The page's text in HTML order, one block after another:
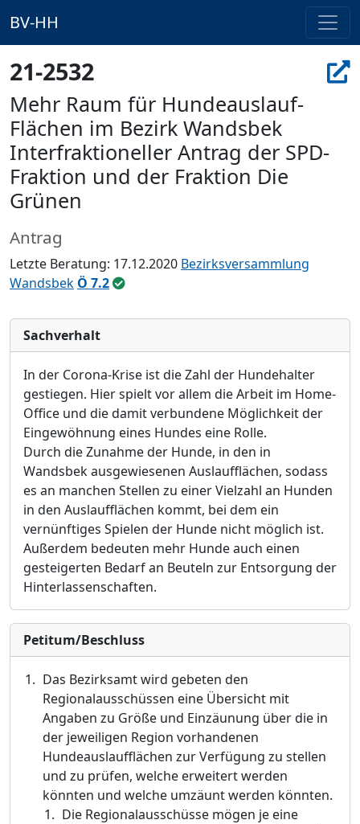
BV-HH
21-2532
Mehr Raum für Hundeauslauf-
Flächen im Bezirk Wandsbek
Interfraktioneller Antrag der SPD-
Fraktion und der Fraktion Die
Grünen
Antrag
Letzte Beratung: 17.12.2020 Bezirksversammlung
Wandsbek Ö 7.2
Sachverhalt
In der Corona-Krise ist die Zahl der Hundehalter
gestiegen. Hier spielt vor allem die Arbeit im Home-
Office und die damit verbundene Möglichkeit der
Eingewöhnung eines Hundes eine Rolle.
Durch die Zunahme der Hunde, in den in
Wandsbek ausgewiesenen Auslaufflächen, sodass
es an manchen Stellen zu einer Vielzahl an Hunden
in den Auslaufflächen kommt, bei dem ein
vernünftiges Spielen der Hunde nicht möglich ist.
Außerdem bedeuten mehr Hunde auch einen
gesteigerten Bedarf an Beuteln zur Entsorgung der
Hinterlassenschaften.
Petitum/Beschluss
Das Bezirksamt wird gebeten den
Regionalausschüssen eine Übersicht mit
Angaben zu Größe und Einzäunung über die in
der jeweiligen Region vorhandenen
Hundeauslaufflächen zur Verfügung zu stellen
und zu prüfen, welche erweitert werden
könnten und welche umzäunt werden könnten.
Die Regionalausschüsse mögen je eine